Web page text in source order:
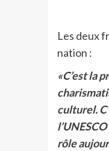
Les deux
nation :
«C’est la
culturel.
rôle